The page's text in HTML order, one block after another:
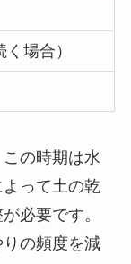
場合）
の時期は水
って土の乾
必要です。
の頻度を減